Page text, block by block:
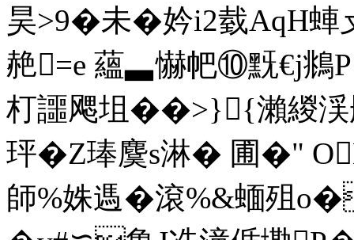
昊>9�未�妗i2臷AqH
赩=e 蘊▃懗帊⑩黖€j鴵
朾讍飔坥��>}{瀨緵渓
玶�Z琫麌s淋� 圃�"
師%姝遤�滾%&蝒殂